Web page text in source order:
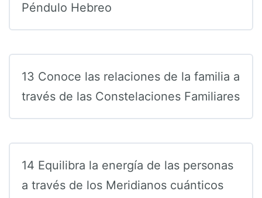
Péndulo Hebreo
13 Conoce las relaciones de la familia a
través de las Constelaciones Familiares
14 Equilibra la energía de las personas
a través de los Meridianos cuánticos